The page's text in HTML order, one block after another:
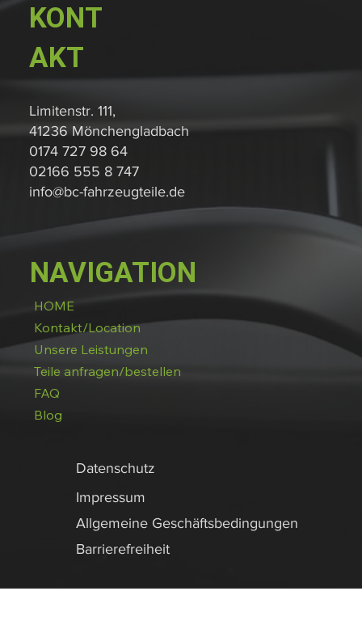
Datenschutz
Impressum
Allgemeine Geschäftsbedingungen
Barrierefreiheit
NAVIGATION
HOME
Kontakt/Location
Unsere Leistungen
Teile anfragen/bestellen
FAQ
Blog
KONT
AKT
Limitenstr. 111,
41236 Mönchengladbach
0174 727 98 64
02166 555 8 747
info@bc-fahrzeugteile.de